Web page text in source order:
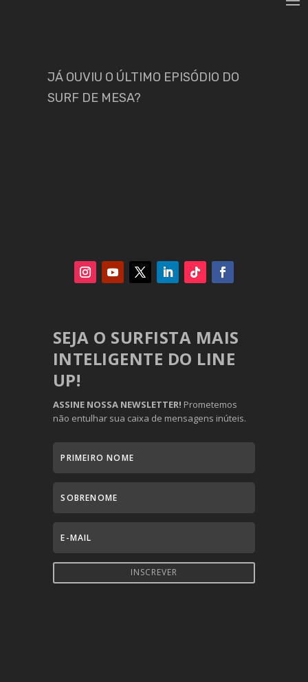
JÁ OUVIU O ÚLTIMO EPISÓDIO DO
SURF DE MESA?
SEJA O SURFISTA MAIS
INTELIGENTE DO LINE
UP!
ASSINE NOSSA NEWSLETTER! Prometemos
não entulhar sua caixa de mensagens inúteis.
INSCREVER